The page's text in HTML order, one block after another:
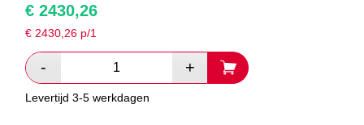
€ 2430,26
€ 2430,26 p/1
Levertijd 3-5 werkdagen